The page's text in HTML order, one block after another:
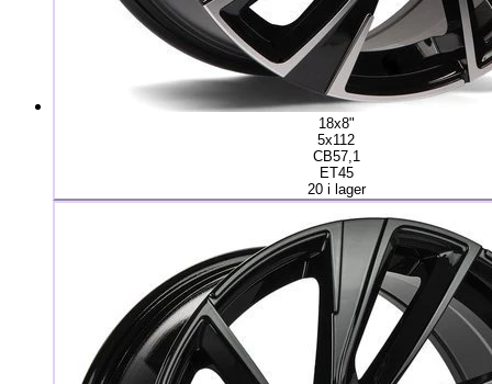
18x8"
5x112
CB57,1
ET45
20 i lager